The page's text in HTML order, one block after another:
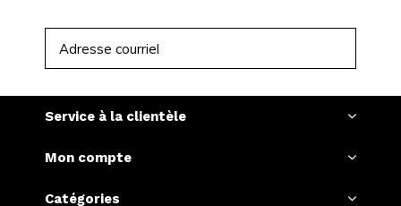
Service à la clientèle
Mon compte
Catégories